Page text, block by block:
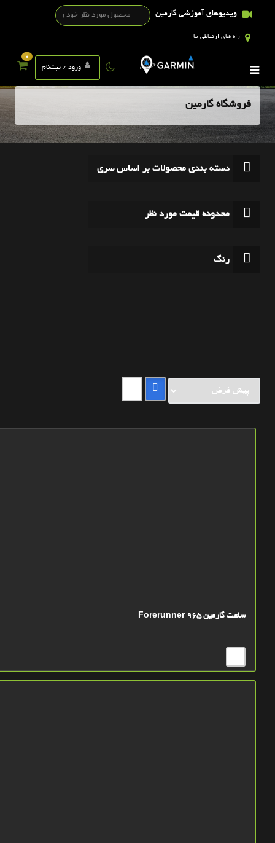
ویدیوهای آموزشی گارمین
راه های ارتباطی ما
ورود / ثبت‌نام
0
فروشگاه گارمین
دسته بندی محصولات بر اساس سری
محدوده قیمت مورد نظر
رنگ
ساعت گارمین Forerunner 965